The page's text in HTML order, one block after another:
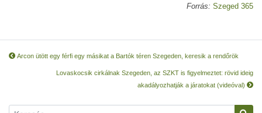
Forrás: Szeged 365
Arcon ütött egy férfi egy másikat a Bartók téren Szegeden, keresik a rendőrök
Lovaskocsik cirkálnak Szegeden, az SZKT is figyelmeztet: rövid ideig
akadályozhatják a járatokat (videóval)